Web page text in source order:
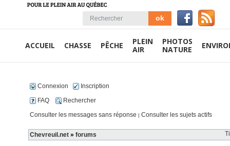
ACCUEIL CHASSE PÊCHE
PLEIN
AIR
PHOTOS
NATURE
Connexion
Inscription
FAQ
Rechercher
Consulter les messages sans réponse | Consulter les sujets actifs
Chevreuil.net » forums